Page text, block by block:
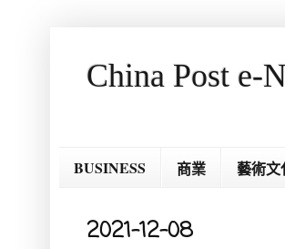
China Post e-
BUSINESS 商業 藝術文
2021-12-08